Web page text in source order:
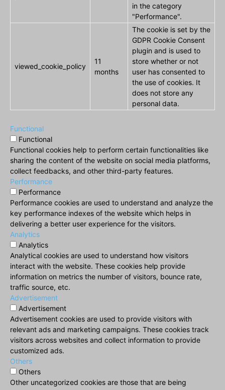
in the category
"Performance".
viewed_cookie_policy
11
months
The cookie is set by the
GDPR Cookie Consent
plugin and is used to
store whether or not
user has consented to
the use of cookies. It
does not store any
personal data.
Functional
Functional
Functional cookies help to perform certain functionalities like
sharing the content of the website on social media platforms,
collect feedbacks, and other third-party features.
Performance
Performance
Performance cookies are used to understand and analyze the
key performance indexes of the website which helps in
delivering a better user experience for the visitors.
Analytics
Analytics
Analytical cookies are used to understand how visitors
interact with the website. These cookies help provide
information on metrics the number of visitors, bounce rate,
traffic source, etc.
Advertisement
Advertisement
Advertisement cookies are used to provide visitors with
relevant ads and marketing campaigns. These cookies track
visitors across websites and collect information to provide
customized ads.
Others
Others
Other uncategorized cookies are those that are being